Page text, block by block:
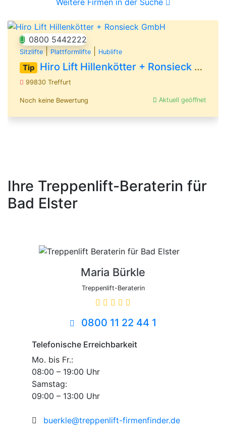
0800 5442222
Sitzlifte Plattformlifte Hublifte
Tip Hiro Lift Hillenkötter + Ronsieck GmbH
99830 Treffurt
Noch keine Bewertung Aktuell geöffnet
Ihre Treppenlift-Beraterin für
Bad Elster
Maria Bürkle
Treppenlift-Beraterin
0800 11 22 44 1
Telefonische Erreichbarkeit
Mo. bis Fr.:
08:00 – 19:00 Uhr
Samstag:
09:00 – 13:00 Uhr
buerkle@treppenlift-firmenfinder.de